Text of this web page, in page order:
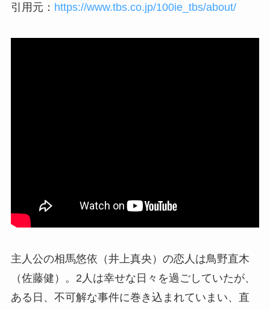
引用元： https://www.tbs.co.jp/100ie_tbs/about/
主人公の相馬悠依（井上真央）の恋人は鳥野直木
（佐藤健）。2人は幸せな日々を過ごしていたが、
ある日、不可解な事件に巻き込まれていまい、直